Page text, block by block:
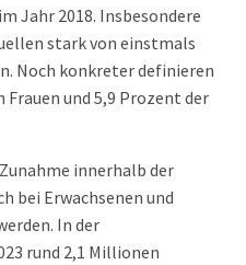
Jahr 2018. Insbesondere
stark von einstmals
Noch konkreter definieren
Frauen und 5,9 Prozent der
innerhalb der
bei Erwachsenen und
In der
rund 2,1 Millionen